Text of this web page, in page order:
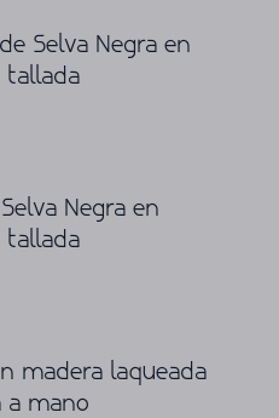
Selva Negra en
tallada
Negra en
tallada
madera laqueada
a mano